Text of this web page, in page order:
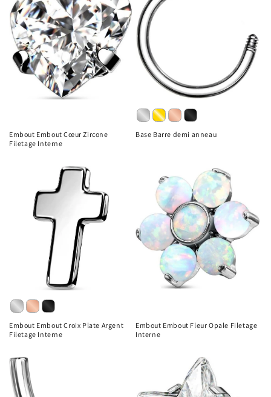
Embout Embout Cœur Zircone
Filetage Interne
Base Barre demi anneau
Embout Embout Croix Plate Argent
Filetage Interne
Embout Embout Fleur Opale Filetage
Interne